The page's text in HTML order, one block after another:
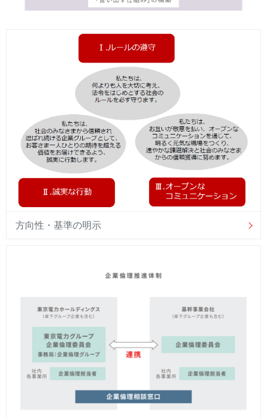
方向性・基準の明示